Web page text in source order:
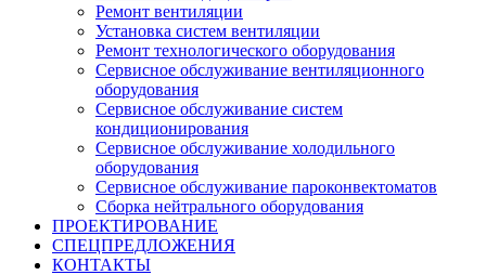
Ремонт вентиляции
Установка систем вентиляции
Ремонт технологического оборудования
Cервисное обслуживание вентиляционного
оборудования
Cервисное обслуживание систем
кондиционирования
Cервисное обслуживание холодильного
оборудования
Сервисное обслуживание пароконвектоматов
Сборка нейтрального оборудования
ПРОЕКТИРОВАНИЕ
СПЕЦПРЕДЛОЖЕНИЯ
КОНТАКТЫ